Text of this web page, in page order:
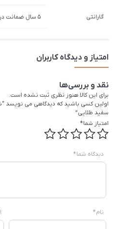
گارانتی 5 سال ضمانت درخشان سرویس
امتیاز و دیدگاه کاربران
نقد و بررسی‌ها
برای این کالا هنوز نظری ثبت نشده است.
اولین کسی باشید که دیدگاهی می نویسد
سفید طلایی”
امتیاز شما*
دیدگاه شما*
نام*